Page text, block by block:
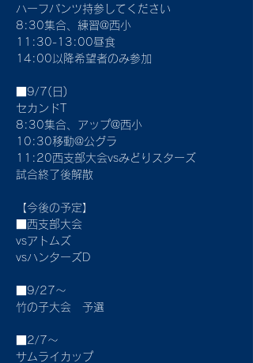
ハーフパンツ持参してください
8:30集合、練習@西小
11:30-13:00昼食
14:00以降希望者のみ参加
■9/7(日)
セカンドT
8:30集合、アップ@西小
10:30移動@公グラ
11:20西支部大会vsみどりスターズ
試合終了後解散
【今後の予定】
■西支部大会
vsアトムズ
vsハンターズD
■9/27〜
竹の子大会　予選
■2/7〜
サムライカップ